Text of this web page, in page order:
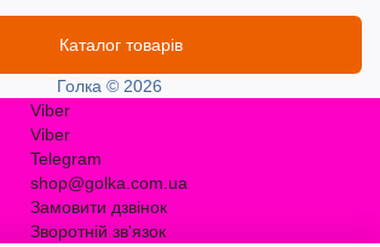
Каталог товарів
Голка © 2026
Viber
Viber
Telegram
shop@golka.com.ua
Замовити дзвінок
Зворотній зв'язок